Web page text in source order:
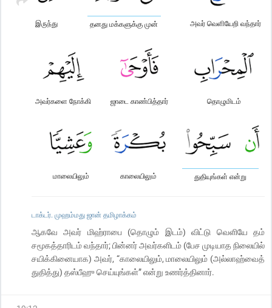
அவர் வெளியேறி வந்தார்
தனது மக்களுக்கு முன்
இருந்து
தொழுமிடம்
ஜாடை காண்பித்தார்
அவர்களை நோக்கி
துதியுங்கள் என்று
காலையிலும்
மாலையிலும்
டாக்டர். முஹம்மது ஜான் தமிழாக்கம்
ஆகவே அவர் மிஹ்ராபை (தொழும் இடம்) விட்டு வெளியே தம்
சமூகத்தாரிடம் வந்தார்; பின்னர் அவர்களிடம் (பேச முடியாத நிலையில்
சயிக்கினையாக) அவர், “காலையிலும், மாலையிலும் (அல்லாஹ்வைத்
துதித்து) தஸ்பீஹு செய்யுங்கள்” என்று உணர்த்தினார்.